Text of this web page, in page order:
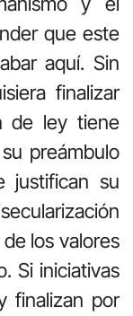
que este
aquí. Sin
finalizar
de ley tiene
preámbulo
justifican su
los valores
Si iniciativas
finalizan por